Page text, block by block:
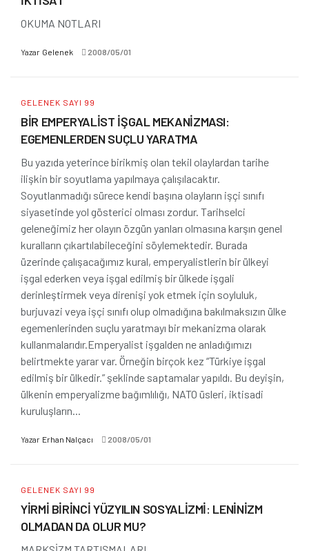
OKUMA NOTLARI
Yazar Gelenek 2008/05/01
GELENEK SAYI 99
BİR EMPERYALİST İŞGAL MEKANİZMASI:
EGEMENLERDEN SUÇLU YARATMA
Bu yazıda yeterince birikmiş olan tekil olaylardan tarihe
ilişkin bir soyutlama yapılmaya çalışılacaktır.
Soyutlanmadığı sürece kendi başına olayların işçi sınıfı
siyasetinde yol gösterici olması zordur. Tarihselci
geleneğimiz her olayın özgün yanları olmasına karşın genel
kuralların çıkartılabileceğini söylemektedir. Burada
üzerinde çalışacağımız kural, emperyalistlerin bir ülkeyi
işgal ederken veya işgal edilmiş bir ülkede işgali
derinleştirmek veya direnişi yok etmek için soyluluk,
burjuvazi veya işçi sınıfı olup olmadığına bakılmaksızın ülke
egemenlerinden suçlu yaratmayı bir mekanizma olarak
kullanmalarıdır.Emperyalist işgalden ne anladığımızı
belirtmekte yarar var. Örneğin birçok kez “Türkiye işgal
edilmiş bir ülkedir.” şeklinde saptamalar yapıldı. Bu deyişin,
ülkenin emperyalizme bağımlılığı, NATO üsleri, iktisadi
kuruluşların...
Yazar Erhan Nalçacı 2008/05/01
GELENEK SAYI 99
YİRMİ BİRİNCİ YÜZYILIN SOSYALİZMİ: LENİNİZM
OLMADAN DA OLUR MU?